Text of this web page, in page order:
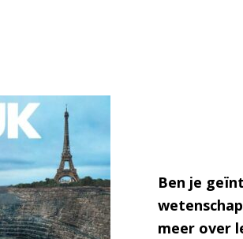
Ben je
meer over